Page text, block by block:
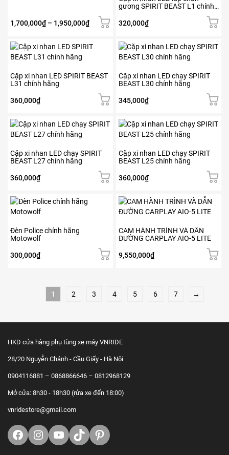
trên
sản
phẩm
chọn
trên
sản
phẩm
1,700,000₫ – 1,950,000₫Khoảng
từ
1,700,000₫
1,950,000₫
Các
chọn
có
được
trên
sản
phẩm
gương SPIRIT BEAST L1 chính
320,000₫
Cặp xi nhan LED SPIRIT BEAST
L31 chính hãng
360,000₫
Cặp xi nhan LED chạy SPIRIT
BEAST L30 chính hãng
345,000₫
Cặp xi nhan LED chạy SPIRIT
BEAST L27 chính hãng
360,000₫
Cặp xi nhan LED chạy SPIRIT
BEAST L25 chính hãng
360,000₫
Đèn Police chính hãng
Motowolf
300,000₫
CAM HÀNH TRÌNH VÀ DẪN
ĐƯỜNG CARPLAY AIO-5 LITE
9,550,000₫
1 2 3 4 5 6 7 →
HKD cửa hàng phụ tùng xe máy VNRIDE
28/20 Nguyễn Chánh - Cầu Giấy - Hà Nội
0904116881 – 0868866646 – 0812968129
Mở cửa: 8h30 - 18h30 (rửa xe đến 18:00)
vnridestore@gmail.com
Facebook
Instagram
Youtube
TikTokhttps://www.pinterest.com/